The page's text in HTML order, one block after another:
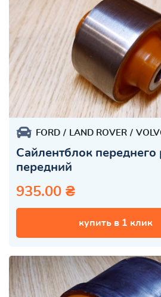
FORD LAND ROVER
Сайлентблок переднего
передний
935.00 ₴
купить в 1 клик